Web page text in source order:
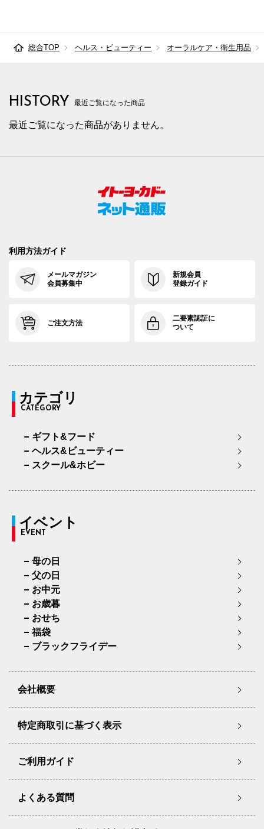
総合TOP ヘルス・ビューティー オーラルケア・衛生用品
HISTORY 最近ご覧になった商品
最近ご覧になった商品がありません。
利用方法ガイド
メールマガジン
会員募集中
新規会員
登録ガイド
ご注文方法
二要素認証に
ついて
カテゴリ
CATEGORY
ギフト&フード
ヘルス&ビューティー
スクール&ホビー
イベント
EVENT
母の日
父の日
お中元
お歳暮
おせち
福袋
ブラックフライデー
会社概要
特定商取引に基づく表示
ご利用ガイド
よくある質問